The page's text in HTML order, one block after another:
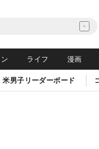
ライフ 漫画
男子リーダーボード